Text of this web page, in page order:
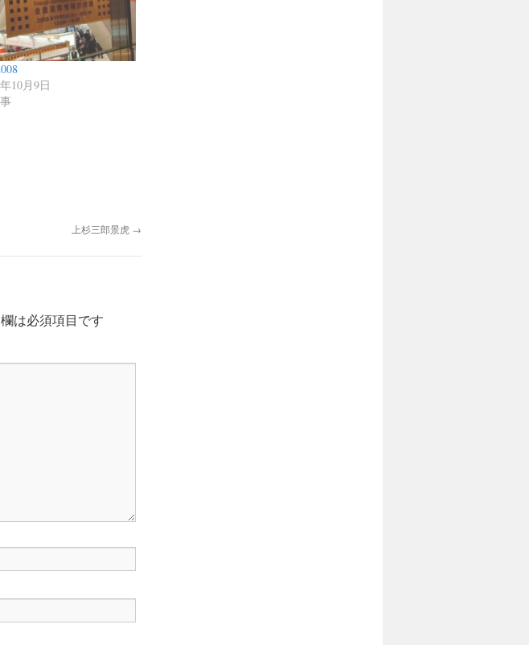
10月9日
上杉三郎景虎 →
は必須項目です